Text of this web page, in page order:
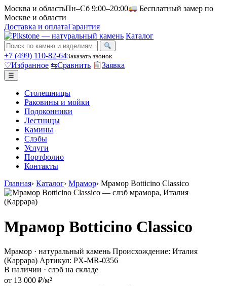
Москва и областьПн–Сб 9:00–20:00
Бесплатный замер по
Москве и области
Доставка и оплатаГарантия
Каталог
+7 (499) 110-82-64Заказать звонок
♡Избранное ⇆Сравнить Заявка
☰
Столешницы
Раковины и мойки
Подоконники
Лестницы
Камины
Слэбы
Услуги
Портфолио
Контакты
Главная› Каталог› Мрамор› Мрамор Botticino Classico
Мрамор Botticino Classico
Мрамор · натуральный камень Происхождение: Италия
(Каррара) Артикул: PX-MR-0356
В наличии · слэб на складе
от 13 000 ₽/м²